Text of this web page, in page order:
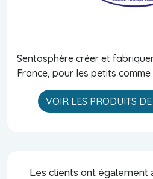
Sentosphère créer et
France, pour les petits
VOIR LES PRODUITS
Les clients ont également